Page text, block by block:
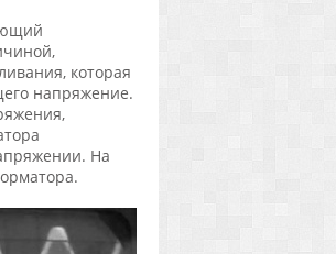
которая
напряжение.
На